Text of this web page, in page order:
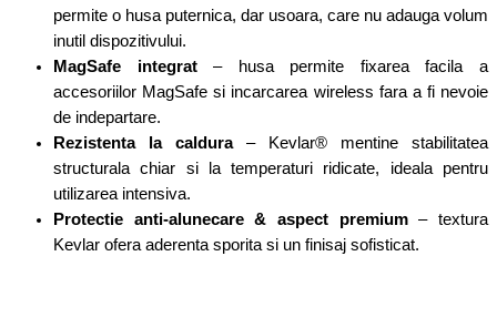
permite o husa puternica, dar usoara, care nu adauga volum
inutil dispozitivului.
MagSafe integrat– husa permite fixarea facila a
accesoriilor MagSafe si incarcarea wireless fara a fi nevoie
de indepartare.
Rezistenta la caldura– Kevlar® mentine stabilitatea
structurala chiar si la temperaturi ridicate, ideala pentru
utilizarea intensiva.
Protectie anti-alunecare & aspect premium– textura
Kevlar ofera aderenta sporita si un finisaj sofisticat.